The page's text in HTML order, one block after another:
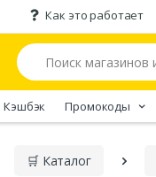
Как это работает
Кэшбэк Промокоды
🛒 Каталог